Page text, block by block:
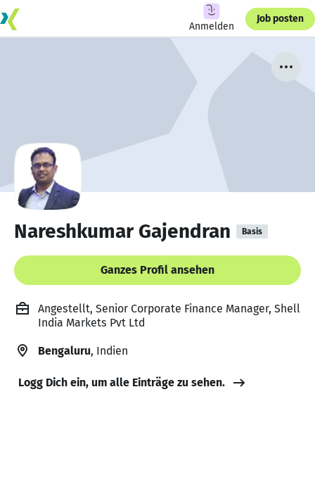
Anmelden
Job posten
Nareshkumar Gajendran Basis
Ganzes Profil ansehen
Angestellt, Senior Corporate Finance Manager, Shell
India Markets Pvt Ltd
Bengaluru, Indien
Logg Dich ein, um alle Einträge zu sehen.